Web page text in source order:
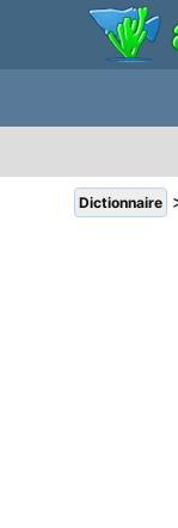
Dictionnaire